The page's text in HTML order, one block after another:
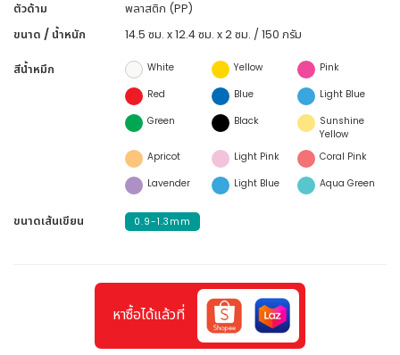
ตัวด้าม
พลาสติก (PP)
ขนาด / น้ำหนัก
14.5 ซม. x 12.4 ซม. x 2 ซม. / 150 กรัม
สีน้ำหมึก White Yellow
Pink
Red
Blue
Light Blue
Green
Black
Sunshine
Yellow
Apricot
Light Pink
Coral Pink
Lavender
Light Blue Aqua Green
ขนาดเส้นเขียน 0.9-1.3mm
หาซื้อได้แล้วที่